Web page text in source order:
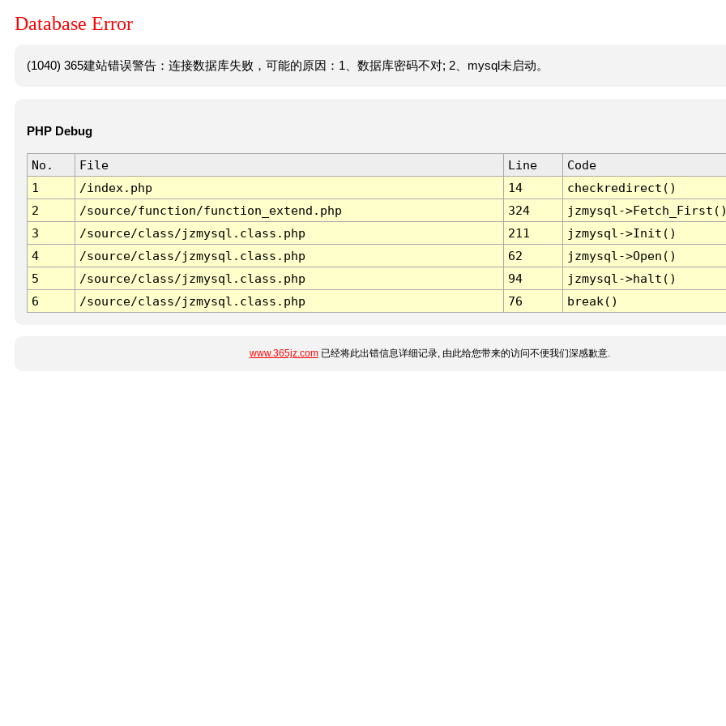
Database Error
(1040) 365建站错误警告：连接数据库失败，可能的原因：1、数据库密码不对; 2、mysql未启动。
PHP Debug
No. File Line
Code
1
/index.php 14
checkredirect()
2
/source/function/function_extend.php 324
jzmysql-
3
/source/class/jzmysql.class.php 211
jzmysql->Init()
4
/source/class/jzmysql.class.php 62
jzmysql->Open()
5
/source/class/jzmysql.class.php 94
jzmysql->halt()
6
/source/class/jzmysql.class.php 76 break()
www.365jz.com已经将此出错信息详细记录, 由此给您带来的访问不便我们深感歉意.